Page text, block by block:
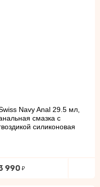
Navy Anal 29.5 мл,
смазка с
силиконовая
990